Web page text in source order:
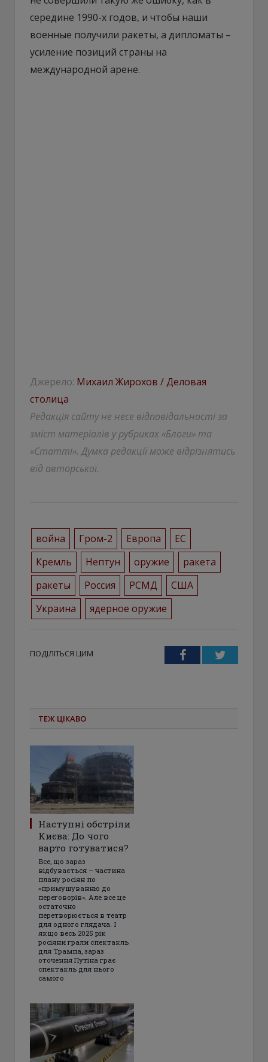
середине 1990-х годов, и чтобы наши
военные получили ракеты, а дипломаты –
усиление позиций страны на
международной арене.
Джерело: Михаил Жирохов / Деловая
столица
Редакція сайту не несе відповідальності за
зміст матеріалів у рубриках «Блоги» та
«Статті». Думка редакції може відрізнятись
від авторської.
война Гром-2 Европа
ЕС
Кремль
Нептун оружие
ракета
ракеты
Россия РСМД
США
Украина
ядерное оружие
ПОДІЛІТЬСЯ ЦИМ FacebookTwitter
ТЕЖ ЦІКАВО
Наступні обстріли
Києва: До чого
варто готуватися?
Все, що зараз
відбувається – частина
плану росіян по
«примушуванню до
переговорів». Але все це
остаточно
перетворюється в театр
для одного глядача. І
якщо весь 2025 рік
росіяни грали спектакль
для Трампа, зараз
оточення Путіна грає
спектакль для нього
самого